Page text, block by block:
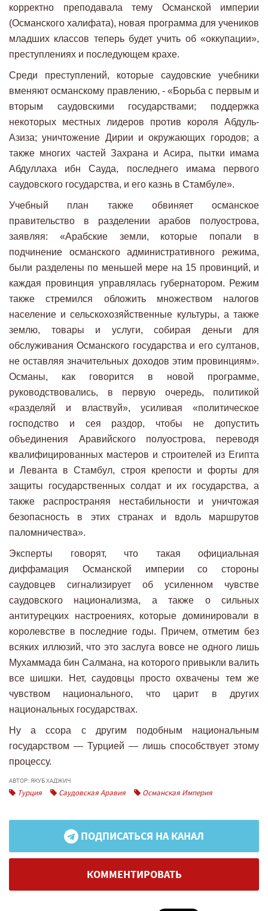
корректно преподавала тему Османской империи
(Османского халифата), новая программа для учеников
младших классов теперь будет учить об «оккупации»,
преступлениях и последующем крахе.
Среди преступлений, которые саудовские учебники
вменяют османскому правлению, - «Борьба с первым и
вторым саудовскими государствами; поддержка
некоторых местных лидеров против короля Абдуль-
Азиза; уничтожение Дирии и окружающих городов; а
также многих частей Захрана и Асира, пытки имама
Абдуллаха ибн Сауда, последнего имама первого
саудовского государства, и его казнь в Стамбуле».
Учебный план также обвиняет османское
правительство в разделении арабов полуострова,
заявляя: «Арабские земли, которые попали в
подчинение османского административного режима,
были разделены по меньшей мере на 15 провинций, и
каждая провинция управлялась губернатором. Режим
также стремился обложить множеством налогов
население и сельскохозяйственные культуры, а также
землю, товары и услуги, собирая деньги для
обслуживания Османского государства и его султанов,
не оставляя значительных доходов этим провинциям».
Османы, как говорится в новой программе,
руководствовались, в первую очередь, политикой
«разделяй и властвуй», усиливая «политическое
господство и сея раздор, чтобы не допустить
объединения Аравийского полуострова, переводя
квалифицированных мастеров и строителей из Египта
и Леванта в Стамбул, строя крепости и форты для
защиты государственных солдат и их государства, а
также распространяя нестабильности и уничтожая
безопасность в этих странах и вдоль маршрутов
паломничества».
Эксперты говорят, что такая официальная
диффамация Османской империи со стороны
саудовцев сигнализирует об усиленном чувстве
саудовского национализма, а также о сильных
антитурецких настроениях, которые доминировали в
королевстве в последние годы. Причем, отметим без
всяких иллюзий, что это заслуга вовсе не одного лишь
Мухаммада бин Салмана, на которого привыкли валить
все шишки. Нет, саудовцы просто охвачены тем же
чувством национального, что царит в других
национальных государствах.
Ну а ссора с другим подобным национальным
государством — Турцией — лишь способствует этому
процессу.
АВТОР: ЯКУБ ХАДЖИЧ
Турция Саудовская Аравия Османская Империя
ПОДПИСАТЬСЯ НА КАНАЛ
КОММЕНТИРОВАТЬ